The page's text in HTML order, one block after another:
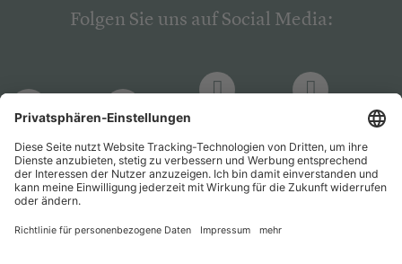
Folgen Sie uns auf Social Media:
PsychJOB PsychJOB
Hogrefe
Verlag
Hogrefe
Verlag